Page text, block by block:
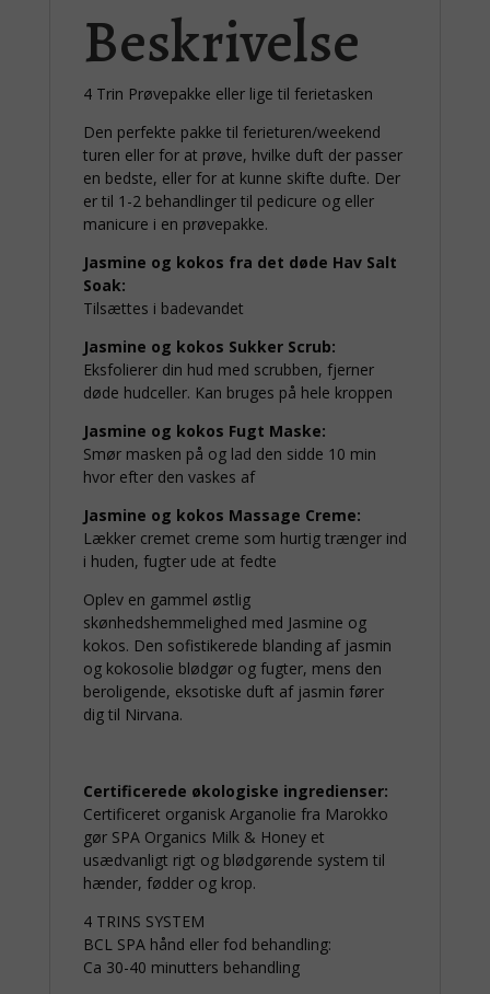
Beskrivelse
4 Trin Prøvepakke eller lige til ferietasken
Den perfekte pakke til ferieturen/weekend
turen eller for at prøve, hvilke duft der passer
en bedste, eller for at kunne skifte dufte. Der
er til 1-2 behandlinger til pedicure og eller
manicure i en prøvepakke.
Jasmine og kokos fra det døde Hav Salt
Soak:
Tilsættes i badevandet
Jasmine og kokos Sukker Scrub:
Eksfolierer din hud med scrubben, fjerner
døde hudceller. Kan bruges på hele kroppen
Jasmine og kokos Fugt Maske:
Smør masken på og lad den sidde 10 min
hvor efter den vaskes af
Jasmine og kokos Massage Creme:
Lækker cremet creme som hurtig trænger ind
i huden, fugter ude at fedte
Oplev en gammel østlig
skønhedshemmelighed med Jasmine og
kokos. Den sofistikerede blanding af jasmin
og kokosolie blødgør og fugter, mens den
beroligende, eksotiske duft af jasmin fører
dig til Nirvana.
Certificerede økologiske ingredienser:
Certificeret organisk Arganolie fra Marokko
gør SPA Organics Milk & Honey et
usædvanligt rigt og blødgørende system til
hænder, fødder og krop.
4 TRINS SYSTEM
BCL SPA hånd eller fod behandling:
Ca 30-40 minutters behandling